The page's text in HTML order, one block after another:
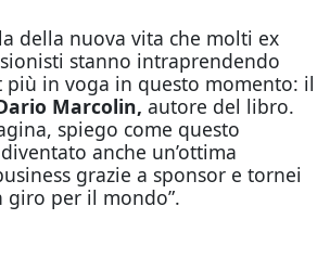
della nuova vita che molti ex
stanno intraprendendo
più in voga in questo momento: il
Marcolin, autore del libro.
spiego come questo
anche un’ottima
grazie a sponsor e tornei
per il mondo”.